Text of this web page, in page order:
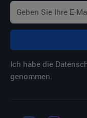
Ich habe die
genommen.